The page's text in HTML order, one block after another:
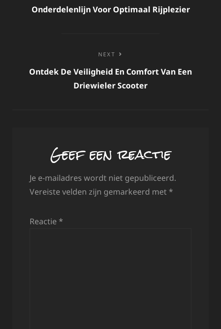
Onderdelenlijn Voor Optimaal Rijplezier
NEXT
Ontdek De Veiligheid En Comfort Van Een
Driewieler Scooter
Geef een reactie
Je e-mailadres wordt niet gepubliceerd.
Vereiste velden zijn gemarkeerd met *
Reactie *